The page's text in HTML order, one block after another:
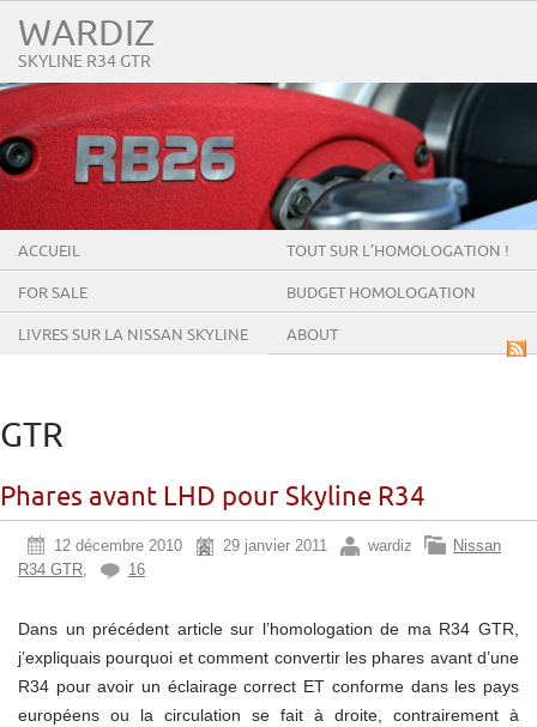
WARDIZ
SKYLINE R34 GTR
ACCUEIL TOUT SUR L’HOMOLOGATION !
FOR SALE BUDGET HOMOLOGATION
LIVRES SUR LA NISSAN SKYLINE ABOUT
GTR
Phares avant LHD pour Skyline R34
12 décembre 2010 29 janvier 2011 wardiz
Nissan
R34 GTR, 16
Dans un précédent article sur l’homologation de ma R34 GTR,
j’expliquais pourquoi et comment convertir les phares avant d’une
R34 pour avoir un éclairage correct ET conforme dans les pays
européens ou la circulation se fait à droite, contrairement à